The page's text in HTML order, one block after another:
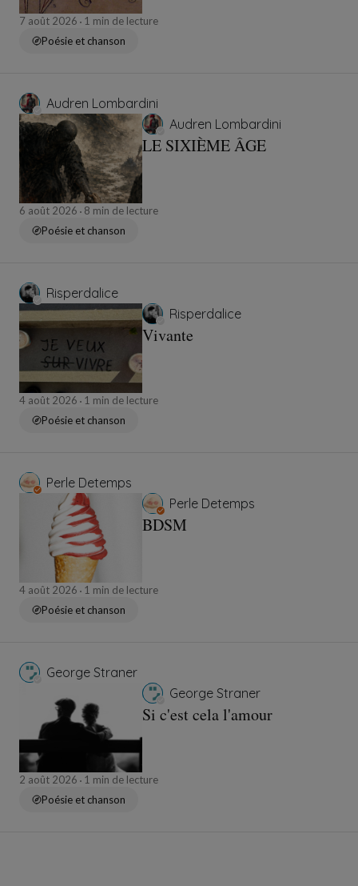
7 août 2026
1 min de lecture
Poésie et chanson
Audren Lombardini
Audren Lombardini
LE SIXIÈME ÂGE
6 août 2026
8 min de lecture
Poésie et chanson
Risperdalice
Risperdalice
Vivante
4 août 2026
1 min de lecture
Poésie et chanson
Perle Detemps
Perle Detemps
BDSM
4 août 2026
1 min de lecture
Poésie et chanson
George Straner
George Straner
Si c'est cela l'amour
2 août 2026
1 min de lecture
Poésie et chanson